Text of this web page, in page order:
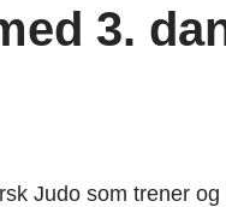
3.
Judo som trener